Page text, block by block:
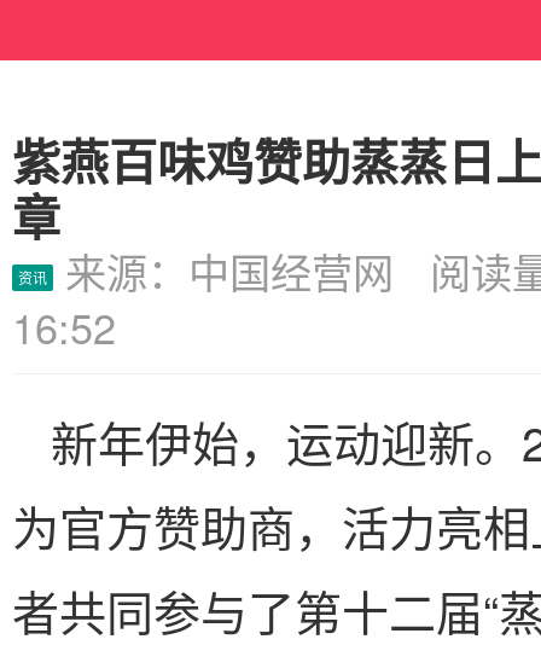
紫燕百味鸡赞助蒸蒸日
章
资讯
来源：中国经营网 阅读
16:52
新年伊始，运动迎新
为官方赞助商，活力亮
者共同参与了第十二届“